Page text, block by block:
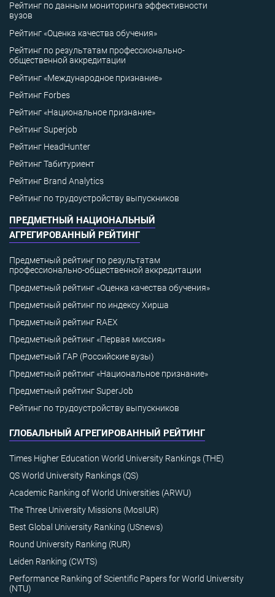
Рейтинг по данным мониторинга эффективности
вузов
Рейтинг «Оценка качества обучения»
Рейтинг по результатам профессионально-
общественной аккредитации
Рейтинг «Международное признание»
Рейтинг Forbes
Рейтинг «Национальное признание»
Рейтинг Superjob
Рейтинг HeadHunter
Рейтинг Табитуриент
Рейтинг Brand Analytics
Рейтинг по трудоустройству выпускников
ПРЕДМЕТНЫЙ НАЦИОНАЛЬНЫЙ
АГРЕГИРОВАННЫЙ РЕЙТИНГ
Предметный рейтинг по результатам
профессионально-общественной аккредитации
Предметный рейтинг «Оценка качества обучения»
Предметный рейтинг по индексу Хирша
Предметный рейтинг RAEX
Предметный рейтинг «Первая миссия»
Предметный ГАР (Российские вузы)
Предметный рейтинг «Национальное признание»
Предметный рейтинг SuperJob
Рейтинг по трудоустройству выпускников
ГЛОБАЛЬНЫЙ АГРЕГИРОВАННЫЙ РЕЙТИНГ
Times Higher Education World University Rankings (THE)
QS World University Rankings (QS)
Academic Ranking of World Universities (ARWU)
The Three University Missions (MosIUR)
Best Global University Ranking (USnews)
Round University Ranking (RUR)
Leiden Ranking (CWTS)
Performance Ranking of Scientific Papers for World University
(NTU)